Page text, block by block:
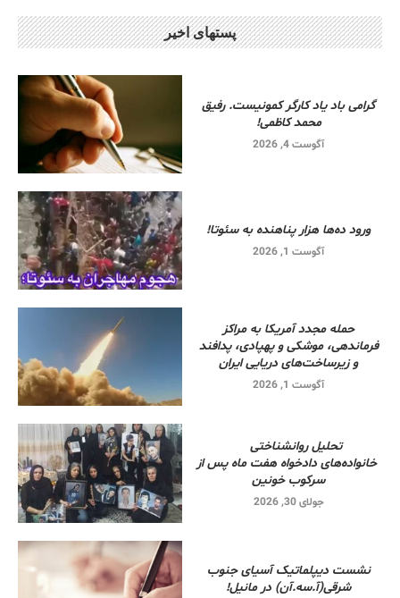
پستهای اخیر
گرامی باد یاد کارگر کمونیست. رفیق
محمد کاظمی!
آگوست 4, 2026
ورود ده‌ها هزار پناهنده به سئوتا!
آگوست 1, 2026
حمله مجدد آمریکا به مراکز
فرماندهی، موشکی و پهپادی، پدافند
و زیرساخت‌های دریایی ایران
آگوست 1, 2026
تحلیل روانشناختی
خانواده‌های دادخواه هفت ماه پس از
سرکوب خونین
جولای 30, 2026
نشست دیپلماتیک آسیای جنوب
شرقی‌(آ.سه.آن) در مانیل!